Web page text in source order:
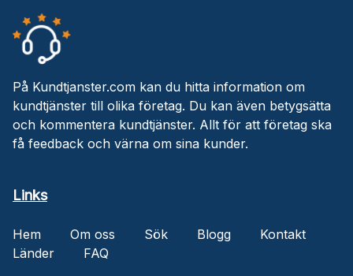
På Kundtjanster.com kan du hitta information om
kundtjänster till olika företag. Du kan även betygsätta
och kommentera kundtjänster. Allt för att företag ska
få feedback och värna om sina kunder.
Links
Hem Om oss Sök Blogg
Kontakt
Länder
FAQ